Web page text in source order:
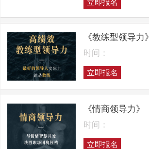
立即报名
《教练型领导力》
时间：
立即报名
《情商领导力》
时间：
立即报名